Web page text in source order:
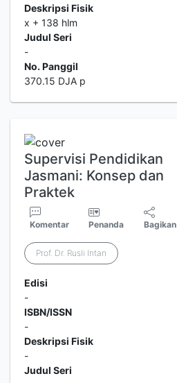
Deskripsi Fisik
x + 138 hlm
Judul Seri
-
No. Panggil
370.15 DJA p
Supervisi Pendidikan
Jasmani: Konsep dan
Praktek
Komentar Penanda Bagikan
Prof. Dr. Rusli Intan
Edisi
-
ISBN/ISSN
-
Deskripsi Fisik
-
Judul Seri